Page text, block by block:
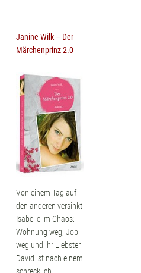
Janine Wilk – Der
Märchenprinz 2.0
Von einem Tag auf
den anderen versinkt
Isabelle im Chaos:
Wohnung weg, Job
weg und ihr Liebster
David ist nach einem